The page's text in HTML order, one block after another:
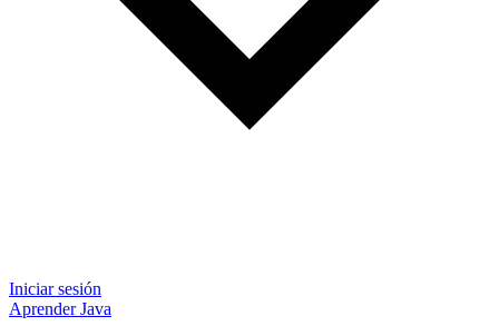
Iniciar sesión
Aprender Java